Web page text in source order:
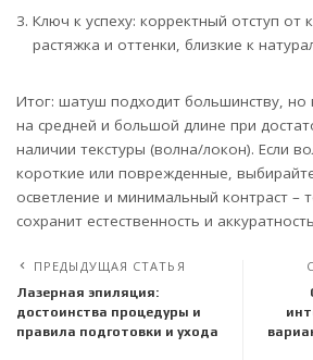
Ключ к успеху: корректный отступ от
растяжка и оттенки, близкие к
Итог: шатуш подходит большинству,
на средней и большой длине при
наличии текстуры (волна/локон). Если
короткие или поврежденные,
осветление и минимальный контраст –
сохранит естественность и
ПРЕДЫДУЩАЯ СТАТЬЯ
Лазерная эпиляция:
достоинства процедуры и
правила подготовки и ухода